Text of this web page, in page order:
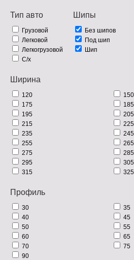
Тип авто
Грузовой
Легковой
Легкогрузовой
С/х
Шипы
Без шипов
Под шип
Шип
Ширина
120
150
175
185
195
205
215
225
235
245
255
265
275
285
295
305
315
325
Профиль
30
35
40
45
50
55
60
65
70
75
90